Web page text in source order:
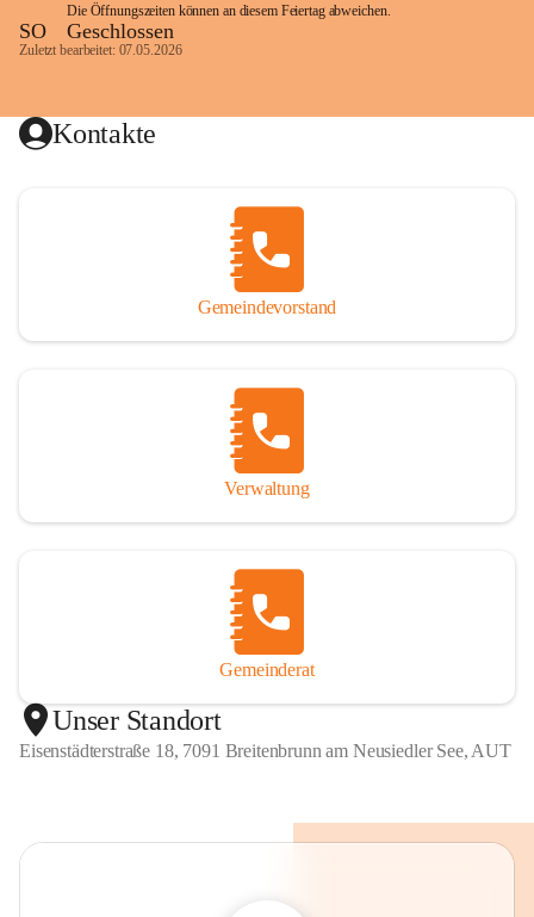
Die Öffnungszeiten können an diesem Feiertag abweichen.
SO Geschlossen
Zuletzt bearbeitet: 07.05.2026
Kontakte
Gemeindevorstand
Verwaltung
Gemeinderat
Unser Standort
Eisenstädterstraße 18, 7091 Breitenbrunn am Neusiedler See, AUT